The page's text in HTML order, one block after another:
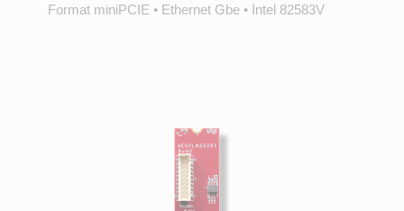
Format miniPCIE • Ethernet Gbe • Intel 82583V